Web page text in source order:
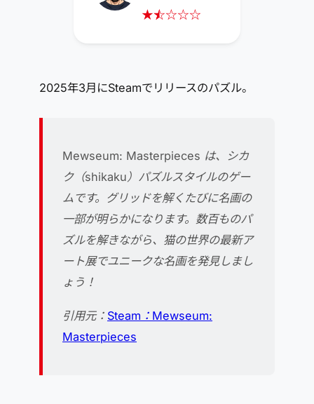
★☆
★☆☆☆
2025年3月にSteamでリリースのパズル。
Mewseum: Masterpieces は、シカ
ク（shikaku）パズルスタイルのゲー
ムです。グリッドを解くたびに名画の
一部が明らかになります。数百ものパ
ズルを解きながら、猫の世界の最新ア
ート展でユニークな名画を発見しまし
ょう！
引用元： Steam：Mewseum:
Masterpieces